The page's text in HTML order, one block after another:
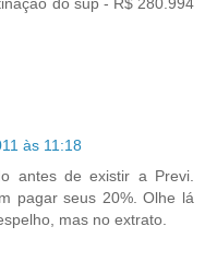
às 11:18
antes de existir a Previ.
pagar seus 20%. Olhe lá
mas no extrato.